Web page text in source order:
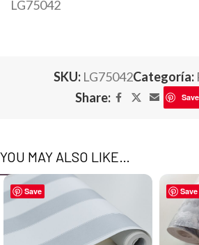
LG75042
SKU: LG75042Categoría:
Share:
Save
YOU MAY ALSO LIKE…
Save Save